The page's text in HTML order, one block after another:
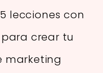
lecciones con
crear tu
marketing